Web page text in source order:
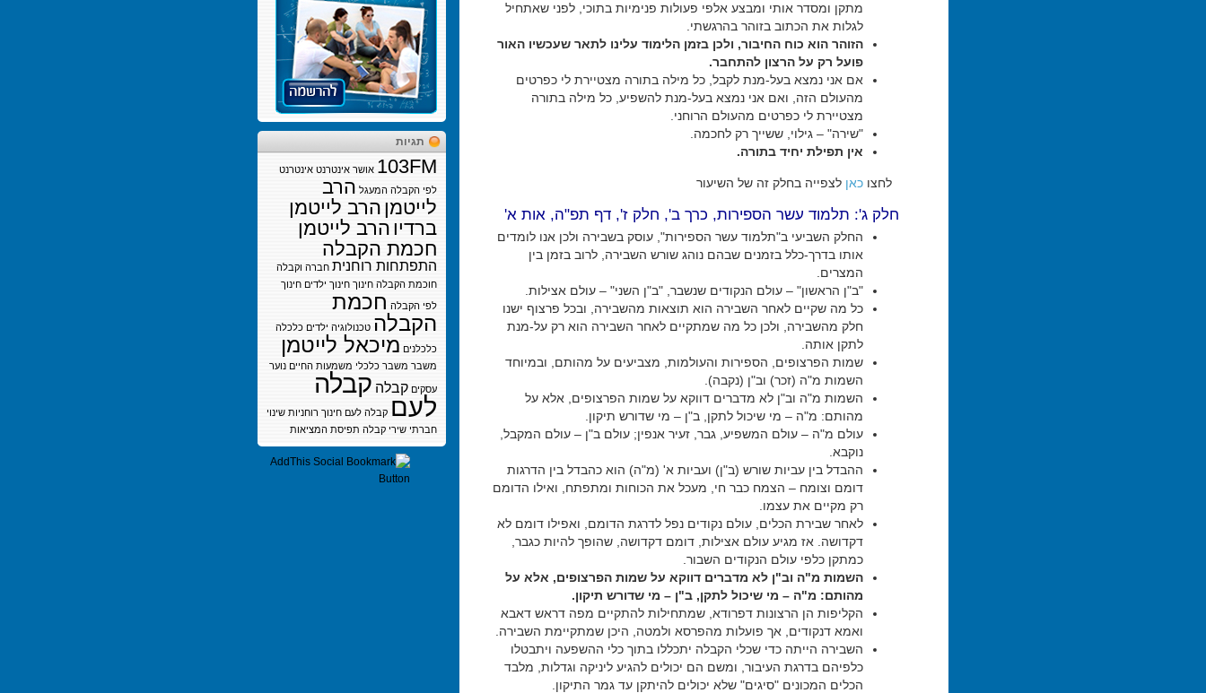
מתקן ומסדר אותי ומבצע אלפי פעולות פנימיות בתוכי, לפני שאתחיל
לגלות את הכתוב בזוהר בהרגשתי.
הזוהר הוא כוח החיבור, ולכן בזמן הלימוד עלינו לתאר שעכשיו האור
פועל רק על הרצון להתחבר.
אם אני נמצא בעל-מנת לקבל, כל מילה בתורה מצטיירת לי כפרטים
מהעולם הזה, ואם אני נמצא בעל-מנת להשפיע, כל מילה בתורה
מצטיירת לי כפרטים מהעולם הרוחני.
"שירה" – גילוי, ששייך רק לחכמה.
אין תפילת יחיד בתורה.
לחצו כאן לצפייה בחלק זה של השיעור
חלק ג': תלמוד עשר הספירות, כרך ב', חלק ז', דף תפ"ה, אות א'
החלק השביעי ב"תלמוד עשר הספירות", עוסק בשבירה ולכן אנו לומדים
אותו בדרך-כלל בזמנים שבהם נוהג שורש השבירה, לרוב בזמן בין
המצרים.
"ב"ן הראשון" – עולם הנקודים שנשבר, "ב"ן השני" – עולם אצילות.
כל מה שקיים לאחר השבירה הוא תוצאות מהשבירה, ובכל פרצוף ישנו
חלק מהשבירה, ולכן כל מה שמתקיים לאחר השבירה הוא רק על-מנת
לתקן אותה.
שמות הפרצופים, הספירות והעולמות, מצביעים על מהותם, ובמיוחד
השמות מ"ה (זכר) וב"ן (נקבה).
השמות מ"ה וב"ן לא מדברים דווקא על שמות הפרצופים, אלא על
מהותם: מ"ה – מי שיכול לתקן, ב"ן – מי שדורש תיקון.
עולם מ"ה – עולם המשפיע, גבר, זעיר אנפין; עולם ב"ן – עולם המקבל,
נוקבא.
ההבדל בין עביות שורש (ב"ן) ועביות א' (מ"ה) הוא כהבדל בין הדרגות
דומם וצומח – הצמח כבר חי, מעכל את הכוחות ומתפתח, ואילו הדומם
רק מקיים את עצמו.
לאחר שבירת הכלים, עולם נקודים נפל לדרגת הדומם, ואפילו דומם לא
דקדושה. אז מגיע עולם אצילות, דומם דקדושה, שהופך להיות כגבר,
כמתקן כלפי עולם הנקודים השבור.
השמות מ"ה וב"ן לא מדברים דווקא על שמות הפרצופים, אלא על
מהותם: מ"ה – מי שיכול לתקן, ב"ן – מי שדורש תיקון.
הקליפות הן הרצונות דפרודא, שמתחילות להתקיים מפה דראש דאבא
ואמא דנקודים, אך פועלות מהפרסא ולמטה, היכן שמתקיימת השבירה.
השבירה הייתה כדי שכלי הקבלה יתכללו בתוך כלי ההשפעה ויתבטלו
כלפיהם בדרגת העיבור, ומשם הם יכולים להגיע ליניקה וגדלות, מלבד
הכלים המכונים "סיגים" שלא יכולים להיתקן עד גמר התיקון.
תגיות
103FM אושר אינטרנט אינטרנט
לפי הקבלה המעגל הרב
לייטמן הרב לייטמן
ברדיו הרב לייטמן
חכמת הקבלה
התפתחות רוחנית חברה וקבלה
חוכמת הקבלה חינוך חינוך ילדים חינוך
לפי הקבלה חכמת
הקבלה טכנולוגיה ילדים כלכלה
כלכלנים מיכאל לייטמן
משבר משבר כלכלי משמעות החיים נוער
עסקים קבלה קבלה
לעם קבלה לעם חינוך רוחניות שינוי
חברתי שירי קבלה תפיסת המציאות